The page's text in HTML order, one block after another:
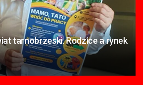
tarnobrzeski. Rodzice a rynek